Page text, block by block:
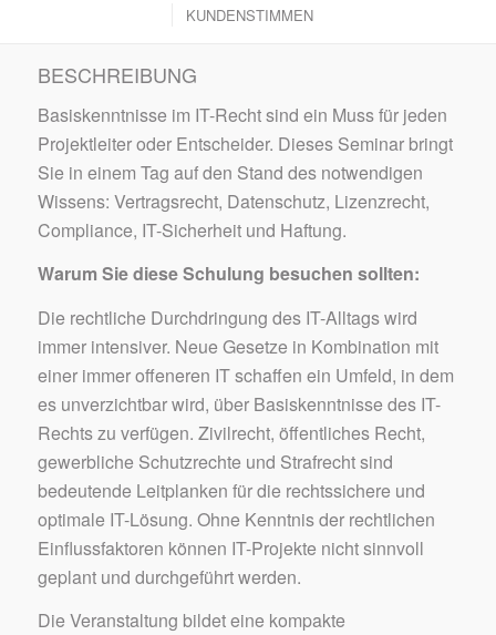
KUNDENSTIMMEN
BESCHREIBUNG
Basiskenntnisse im IT-Recht sind ein Muss für jeden
Projektleiter oder Entscheider. Dieses Seminar bringt
Sie in einem Tag auf den Stand des notwendigen
Wissens: Vertragsrecht, Datenschutz, Lizenzrecht,
Compliance, IT-Sicherheit und Haftung.
Warum Sie diese Schulung besuchen sollten:
Die rechtliche Durchdringung des IT-Alltags wird
immer intensiver. Neue Gesetze in Kombination mit
einer immer offeneren IT schaffen ein Umfeld, in dem
es unverzichtbar wird, über Basiskenntnisse des IT-
Rechts zu verfügen. Zivilrecht, öffentliches Recht,
gewerbliche Schutzrechte und Strafrecht sind
bedeutende Leitplanken für die rechtssichere und
optimale IT-Lösung. Ohne Kenntnis der rechtlichen
Einflussfaktoren können IT-Projekte nicht sinnvoll
geplant und durchgeführt werden.
Die Veranstaltung bildet eine kompakte